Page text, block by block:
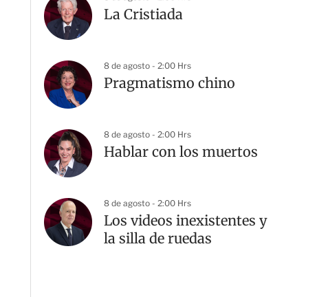
La Cristiada
8 de agosto - 2:00 Hrs
Pragmatismo chino
8 de agosto - 2:00 Hrs
Hablar con los muertos
8 de agosto - 2:00 Hrs
Los videos inexistentes y
la silla de ruedas